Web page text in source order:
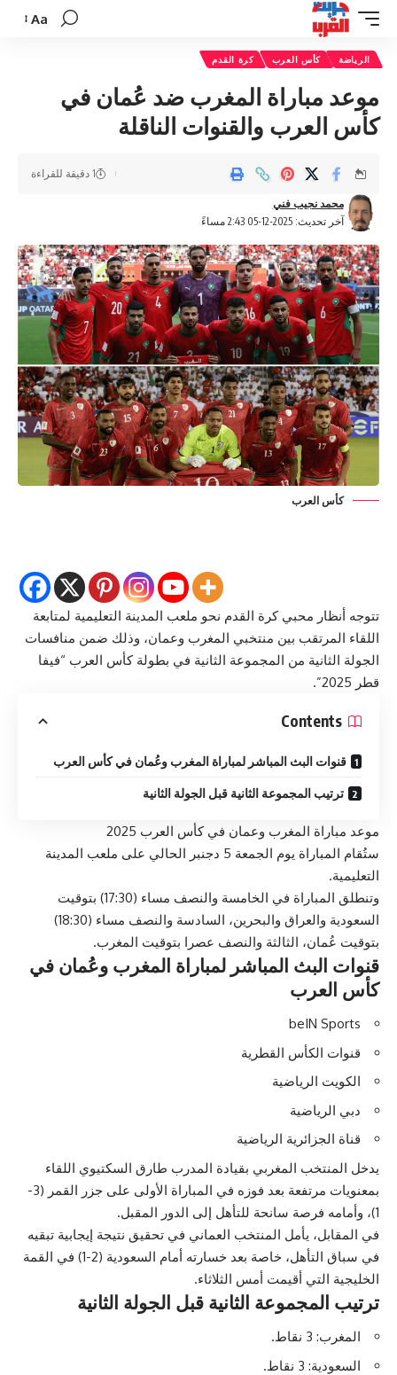
تغيير
Aa
الرياضة كأس العرب كرة القدم
موعد مباراة المغرب ضد عُمان في
كأس العرب والقنوات الناقلة
آخر تحديث: 2025-12-05 2:43 مساءً
محمد نجيب فني
1 دقيقة للقراءة
كأس العرب
تتوجه أنظار محبي كرة القدم نحو ملعب المدينة التعليمية لمتابعة
اللقاء المرتقب بين منتخبي المغرب وعمان، وذلك ضمن منافسات
الجولة الثانية من المجموعة الثانية في بطولة كأس العرب “فيفا
قطر 2025”.
Contents
قنوات البث المباشر لمباراة المغرب وعُمان في كأس العرب
ترتيب المجموعة الثانية قبل الجولة الثانية
موعد مباراة المغرب وعمان في كأس العرب 2025
ستُقام المباراة يوم الجمعة 5 دجنبر الحالي على ملعب المدينة
التعليمية.
وتنطلق المباراة في الخامسة والنصف مساء (17:30) بتوقيت
السعودية والعراق والبحرين، السادسة والنصف مساء (18:30)
بتوقيت عُمان، الثالثة والنصف عصرا بتوقيت المغرب.
قنوات البث المباشر لمباراة المغرب وعُمان في
كأس العرب
beIN Sports
قنوات الكأس القطرية
الكويت الرياضية
دبي الرياضية
قناة الجزائرية الرياضية
يدخل المنتخب المغربي بقيادة المدرب طارق السكتيوي اللقاء
بمعنويات مرتفعة بعد فوزه في المباراة الأولى على جزر القمر (3-
1)، وأمامه فرصة سانحة للتأهل إلى الدور المقبل.
في المقابل، يأمل المنتخب العماني في تحقيق نتيجة إيجابية تبقيه
في سباق التأهل، خاصة بعد خسارته أمام السعودية (2-1) في القمة
الخليجية التي أقيمت أمس الثلاثاء.
ترتيب المجموعة الثانية قبل الجولة الثانية
المغرب: 3 نقاط.
السعودية: 3 نقاط.